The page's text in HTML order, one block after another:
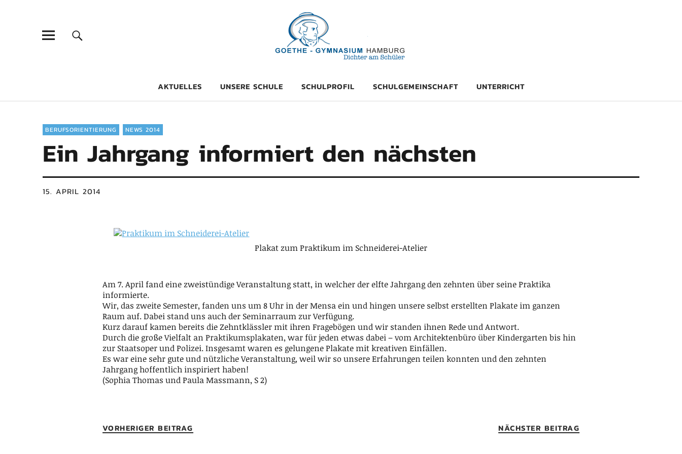
Goethe-Gymnasium Hamburg
AKTUELLES UNSERE SCHULE SCHULPROFIL SCHULGEMEINSCHAFT UNTERRICHT
BERUFSORIENTIERUNG NEWS 2014
Ein Jahrgang informiert den nächsten
15. APRIL 2014
Plakat zum Praktikum im Schneiderei-Atelier
Am 7. April fand eine zweistündige Veranstaltung statt, in welcher der elfte Jahrgang den zehnten über seine Praktika
informierte.
Wir, das zweite Semester, fanden uns um 8 Uhr in der Mensa ein und hingen unsere selbst erstellten Plakate im ganzen
Raum auf. Dabei stand uns auch der Seminarraum zur Verfügung.
Kurz darauf kamen bereits die Zehntklässler mit ihren Fragebögen und wir standen ihnen Rede und Antwort.
Durch die große Vielfalt an Praktikumsplakaten, war für jeden etwas dabei – vom Architektenbüro über Kindergarten bis hin
zur Staatsoper und Polizei. Insgesamt waren es gelungene Plakate mit kreativen Einfällen.
Es war eine sehr gute und nützliche Veranstaltung, weil wir so unsere Erfahrungen teilen konnten und den zehnten
Jahrgang hoffentlich inspiriert haben!
(Sophia Thomas und Paula Massmann, S 2)
VORHERIGER BEITRAG NÄCHSTER BEITRAG